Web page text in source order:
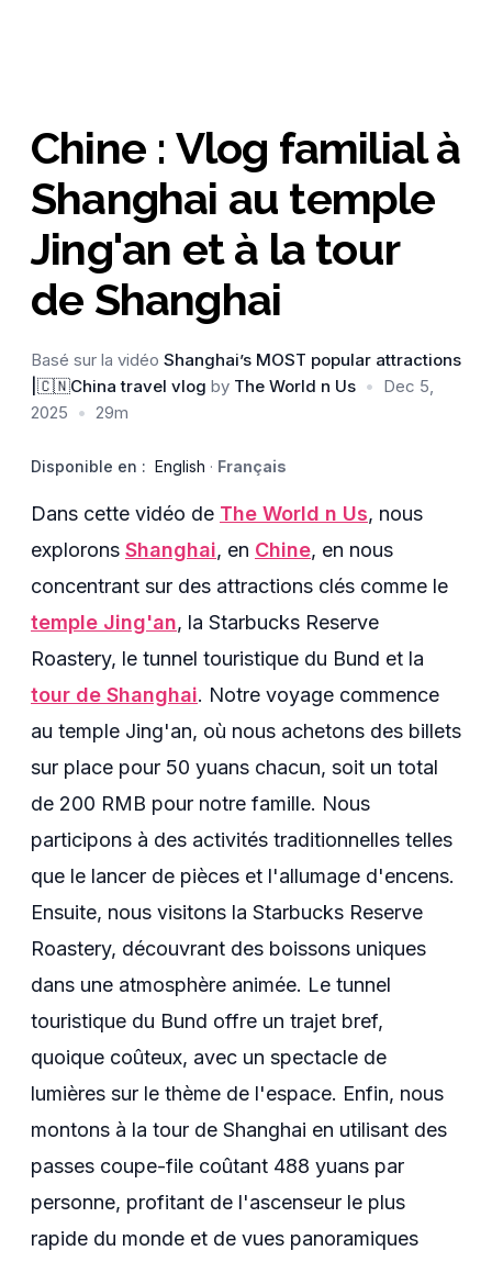
Chine : Vlog familial à
Shanghai au temple
Jing'an et à la tour
de Shanghai
Basé sur la vidéo Shanghai’s MOST popular attractions
|🇨🇳China travel vlog by The World n Us • Dec 5,
2025 • 29m
Disponible en : English · Français
Dans cette vidéo de The World n Us, nous
explorons Shanghai, en Chine, en nous
concentrant sur des attractions clés comme le
temple Jing'an, la Starbucks Reserve
Roastery, le tunnel touristique du Bund et la
tour de Shanghai. Notre voyage commence
au temple Jing'an, où nous achetons des billets
sur place pour 50 yuans chacun, soit un total
de 200 RMB pour notre famille. Nous
participons à des activités traditionnelles telles
que le lancer de pièces et l'allumage d'encens.
Ensuite, nous visitons la Starbucks Reserve
Roastery, découvrant des boissons uniques
dans une atmosphère animée. Le tunnel
touristique du Bund offre un trajet bref,
quoique coûteux, avec un spectacle de
lumières sur le thème de l'espace. Enfin, nous
montons à la tour de Shanghai en utilisant des
passes coupe-file coûtant 488 yuans par
personne, profitant de l'ascenseur le plus
rapide du monde et de vues panoramiques